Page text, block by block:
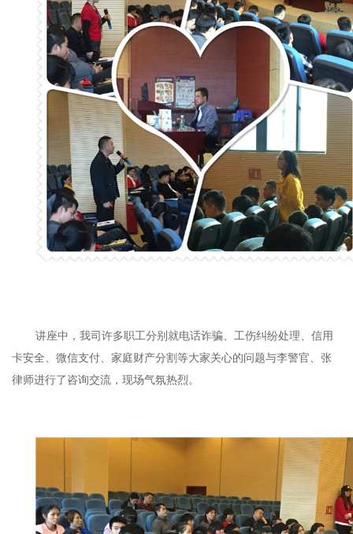
讲座中，我司许多职工分别就电话诈骗、工伤纠纷处理、信用
卡安全、微信支付、家庭财产分割等大家关心的问题与李警官、张
律师进行了咨询交流，现场气氛热烈。